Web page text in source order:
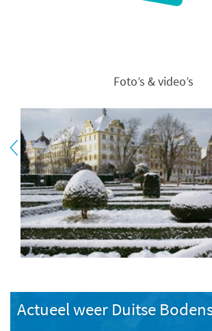
Foto’s & video’s
Actueel weer Duitse